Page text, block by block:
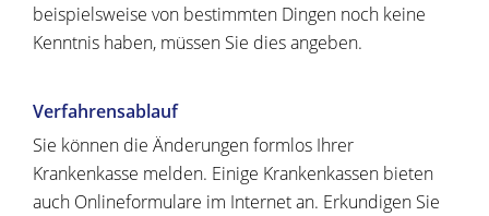
beispielsweise von bestimmten Dingen noch keine
Kenntnis haben, müssen Sie dies angeben.
Verfahrensablauf
Sie können die Änderungen formlos Ihrer
Krankenkasse melden. Einige Krankenkassen bieten
auch Onlineformulare im Internet an. Erkundigen Sie